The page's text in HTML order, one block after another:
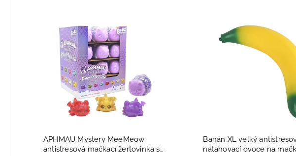
Nejprodávanější
Abecedně
APHMAU Mystery MeeMeow
antistresová mačkací žertovinka s
Banán XL velký
natahovací ovoce na